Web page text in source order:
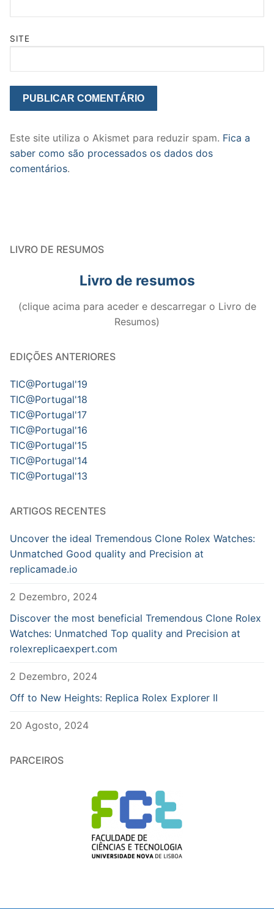
SITE
Este site utiliza o Akismet para reduzir spam. Fica a
saber como são processados os dados dos
comentários.
LIVRO DE RESUMOS
Livro de resumos
(clique acima para aceder e descarregar o Livro de
Resumos)
EDIÇÕES ANTERIORES
TIC@Portugal'19
TIC@Portugal'18
TIC@Portugal'17
TIC@Portugal'16
TIC@Portugal'15
TIC@Portugal'14
TIC@Portugal'13
ARTIGOS RECENTES
Uncover the ideal Tremendous Clone Rolex Watches:
Unmatched Good quality and Precision at
replicamade.io
2 Dezembro, 2024
Discover the most beneficial Tremendous Clone Rolex
Watches: Unmatched Top quality and Precision at
rolexreplicaexpert.com
2 Dezembro, 2024
Off to New Heights: Replica Rolex Explorer II
20 Agosto, 2024
PARCEIROS